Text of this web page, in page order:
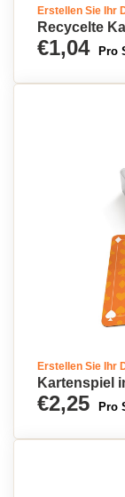
Erstellen Sie Ihr
Recycelte
€1,04 Pro
Erstellen Sie Ihr
Kartenspiel
€2,25 Pro